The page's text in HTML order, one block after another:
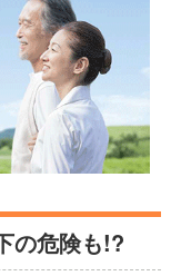
の危険も!?